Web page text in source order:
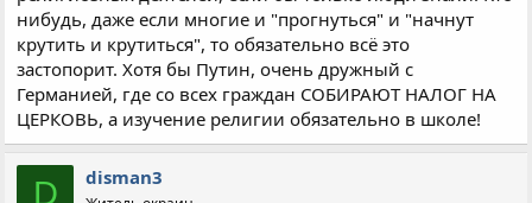
нибудь, даже если многие и "прогнуться" и "начнут
крутить и крутиться", то обязательно всё это
застопорит. Хотя бы Путин, очень дружный с
Германией, где со всех граждан СОБИРАЮТ НАЛОГ НА
ЦЕРКОВЬ, а изучение религии обязательно в школе!
D disman3